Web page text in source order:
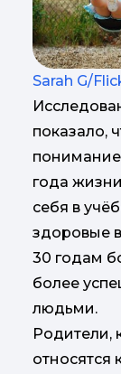
Sarah G/
показало,
года
себя в
здоровые
30 годам
более
людьми.
Родители,
относятся